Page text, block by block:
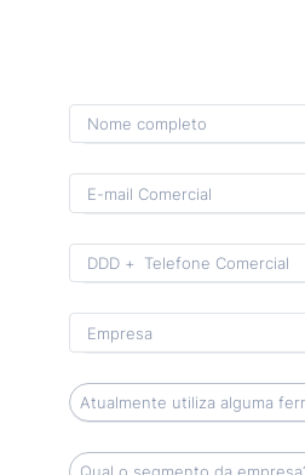
Format: (00) 0 0000-0000.